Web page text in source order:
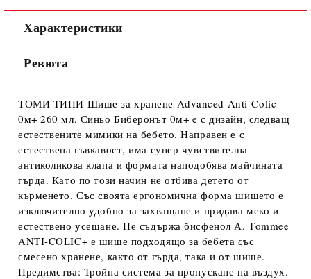
Характеристики
Ревюта
ТОМИ ТИПИ Шише за хранене Advanced Anti-Colic
0м+ 260 мл. Синьо Биберонът 0м+ e с дизайн, следващ
естествените мимики на бебето. Направен е с
естествена гъвкавост, има супер чувствителна
антиколикова клапа и формата наподобява майчината
гърда. Като по този начин не отбива детето от
кърменето. Със своята ергономична форма шишето е
изключително удобно за захващане и придава меко и
естествено усещане. Не съдържа бисфенол А. Тommee
ANTI-COLIC+ е шише подходящо за бебета със
смесено хранене, както от гърда, така и от шише.
Предимства: Тройна система за пропускане на въздух.